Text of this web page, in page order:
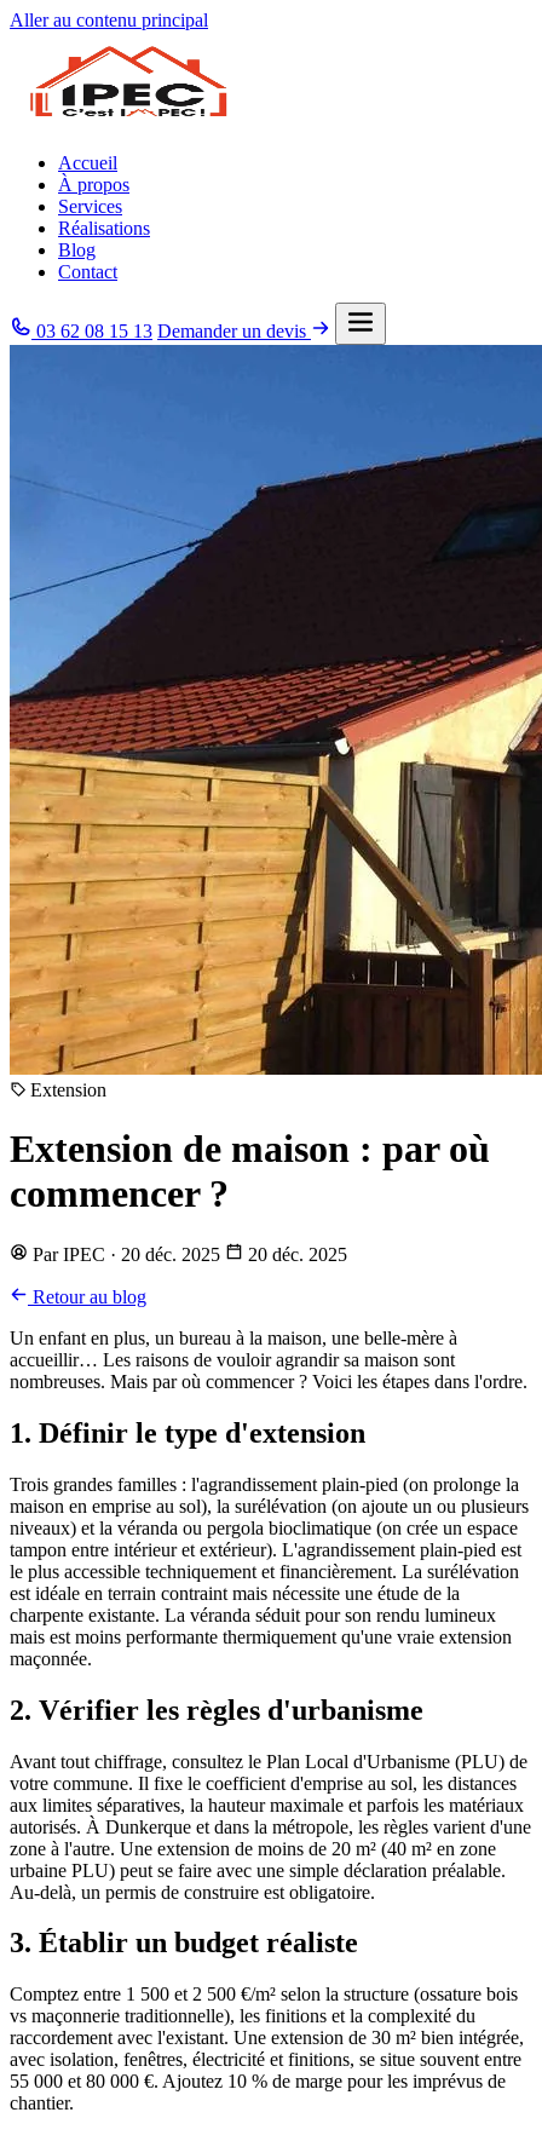
Aller au contenu principal
Accueil
À propos
Services
Réalisations
Blog
Contact
03 62 08 15 13 Demander un devis
Extension
Extension de maison : par où
commencer ?
Par IPEC · 20 déc. 2025 20 déc. 2025
Retour au blog
Un enfant en plus, un bureau à la maison, une belle-mère à
accueillir… Les raisons de vouloir agrandir sa maison sont
nombreuses. Mais par où commencer ? Voici les étapes dans l'ordre.
1. Définir le type d'extension
Trois grandes familles : l'agrandissement plain-pied (on prolonge la
maison en emprise au sol), la surélévation (on ajoute un ou plusieurs
niveaux) et la véranda ou pergola bioclimatique (on crée un espace
tampon entre intérieur et extérieur). L'agrandissement plain-pied est
le plus accessible techniquement et financièrement. La surélévation
est idéale en terrain contraint mais nécessite une étude de la
charpente existante. La véranda séduit pour son rendu lumineux
mais est moins performante thermiquement qu'une vraie extension
maçonnée.
2. Vérifier les règles d'urbanisme
Avant tout chiffrage, consultez le Plan Local d'Urbanisme (PLU) de
votre commune. Il fixe le coefficient d'emprise au sol, les distances
aux limites séparatives, la hauteur maximale et parfois les matériaux
autorisés. À Dunkerque et dans la métropole, les règles varient d'une
zone à l'autre. Une extension de moins de 20 m² (40 m² en zone
urbaine PLU) peut se faire avec une simple déclaration préalable.
Au-delà, un permis de construire est obligatoire.
3. Établir un budget réaliste
Comptez entre 1 500 et 2 500 €/m² selon la structure (ossature bois
vs maçonnerie traditionnelle), les finitions et la complexité du
raccordement avec l'existant. Une extension de 30 m² bien intégrée,
avec isolation, fenêtres, électricité et finitions, se situe souvent entre
55 000 et 80 000 €. Ajoutez 10 % de marge pour les imprévus de
chantier.